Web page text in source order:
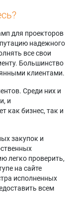
для проекторов
надежного
все свои
Большинство
клиентами.
Среди них и
и
как бизнес, так и
закупок и
легко проверить,
на сайте
исполненных
всем